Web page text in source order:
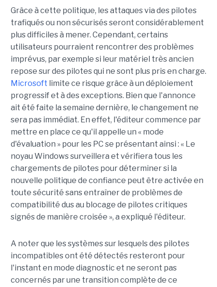
Grâce à cette politique, les attaques via des pilotes
trafiqués ou non sécurisés seront considérablement
plus difficiles à mener. Cependant, certains
utilisateurs pourraient rencontrer des problèmes
imprévus, par exemple si leur matériel très ancien
repose sur des pilotes qui ne sont plus pris en charge.
Microsoft limite ce risque grâce à un déploiement
progressif et à des exceptions. Bien que l'annonce
ait été faite la semaine dernière, le changement ne
sera pas immédiat. En effet, l'éditeur commence par
mettre en place ce qu'il appelle un « mode
d'évaluation » pour les PC se présentant ainsi : « Le
noyau Windows surveillera et vérifiera tous les
chargements de pilotes pour déterminer si la
nouvelle politique de confiance peut être activée en
toute sécurité sans entraîner de problèmes de
compatibilité dus au blocage de pilotes critiques
signés de manière croisée », a expliqué l'éditeur.
A noter que les systèmes sur lesquels des pilotes
incompatibles ont été détectés resteront pour
l'instant en mode diagnostic et ne seront pas
concernés par une transition complète de ce